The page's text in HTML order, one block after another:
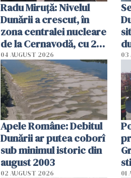
Radu Miruţă: Nivelul
Dunării a crescut, în
zona centralei nucleare
de la Cernavodă, cu 2
cm faţă de ziua trecută
04 AUGUST 2026 03
Apele Române: Debitul
Dunării ar putea coborî
sub minimul istoric din
august 2003
02 AUGUST 2026 01